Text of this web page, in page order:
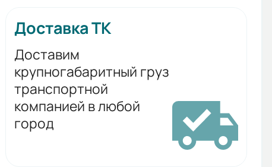
Доставка ТК
Доставим
крупногабаритный груз
транспортной
компанией в любой
город